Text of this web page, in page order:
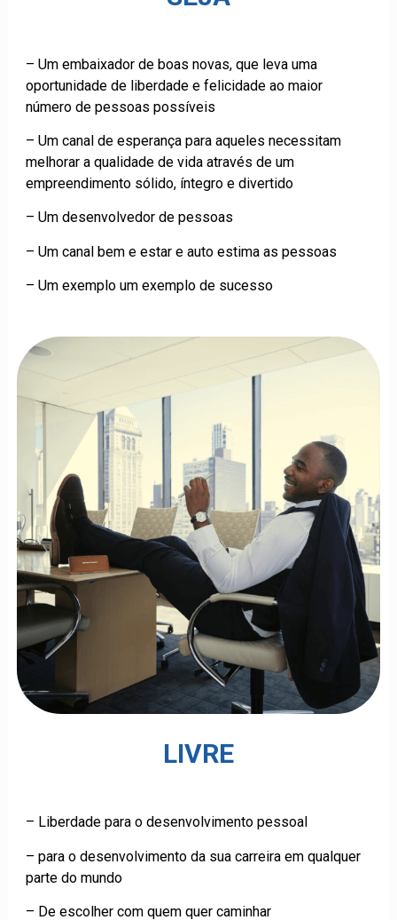
– Um embaixador de boas novas, que leva uma
oportunidade de liberdade e felicidade ao maior
número de pessoas possíveis
– Um canal de esperança para aqueles necessitam
melhorar a qualidade de vida através de um
empreendimento sólido, íntegro e divertido
– Um desenvolvedor de pessoas
– Um canal bem e estar e auto estima as pessoas
– Um exemplo um exemplo de sucesso
LIVRE
– Liberdade para o desenvolvimento pessoal
– para o desenvolvimento da sua carreira em qualquer
parte do mundo
– De escolher com quem quer caminhar